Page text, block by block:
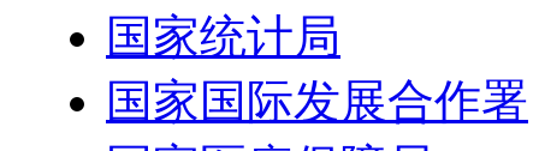
国家统计局
国家国际发展合作署